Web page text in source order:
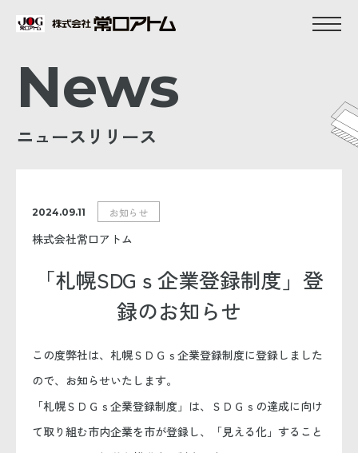
News
ニュースリリース
2024.09.11 お知らせ
株式会社常口アトム
「札幌SDGｓ企業登録制度」登
録のお知らせ
この度弊社は、札幌ＳＤＧｓ企業登録制度に登録しました
ので、お知らせいたします。
「札幌ＳＤＧｓ企業登録制度」は、ＳＤＧｓの達成に向け
て取り組む市内企業を市が登録し、「見える化」すること